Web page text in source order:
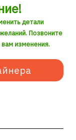
детали
Позвоните
изменения.